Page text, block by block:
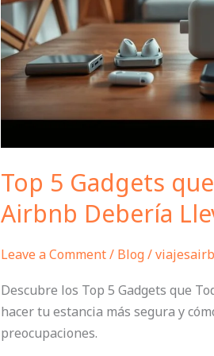
Top 5 Gadgets
Airbnb Debería
Leave a Comment/ Blog/
Descubre los Top 5 Gadgets que
hacer tu estancia más segura y
preocupaciones.
Airbnb
Debería
Llevar